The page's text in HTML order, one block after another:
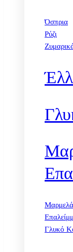
Όσπρια
Ρύζι
Γλυκό